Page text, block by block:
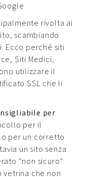
rivolta ai
scambiando
Ecco perché siti
Siti Medici,
utilizzare il
SSL che li
per
per il
per un corretto
un sito senza
“non sicuro”
vetrina che non